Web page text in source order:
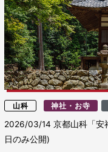
山科 神社・お寺
2026/03/14京都山科「安
日のみ公開)